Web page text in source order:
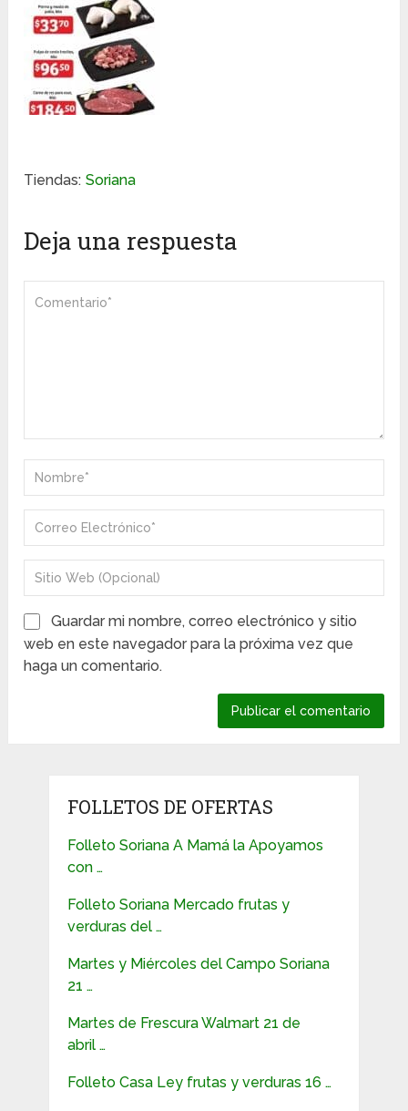
Tiendas: Soriana
Deja una respuesta
Guardar mi nombre, correo electrónico y sitio
web en este navegador para la próxima vez que
haga un comentario.
FOLLETOS DE OFERTAS
Folleto Soriana A Mamá la Apoyamos
con …
Folleto Soriana Mercado frutas y
verduras del …
Martes y Miércoles del Campo Soriana
21 …
Martes de Frescura Walmart 21 de
abril …
Folleto Casa Ley frutas y verduras 16 …